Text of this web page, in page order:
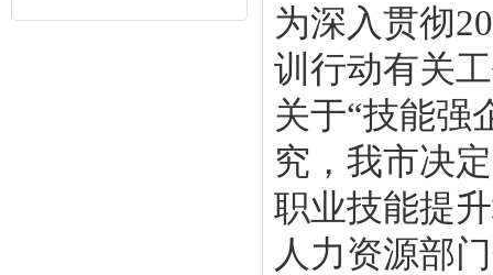
为深入贯彻
训行动有关
关于“技能强
究，我市决
职业技能提
人力资源部